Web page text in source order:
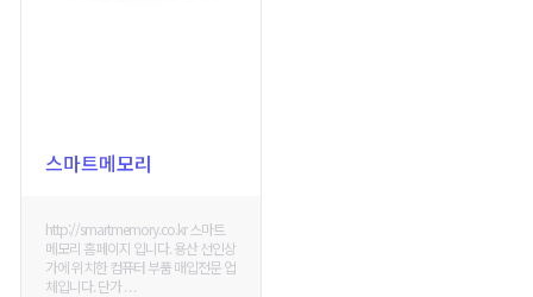
스마트메모리
http://smartmemory.co.kr 스마트
메모리 홈페이지 입니다. 용산 선인상
가에 위치한 컴퓨터 부품 매입전문 업
체입니다. 단가 . . .